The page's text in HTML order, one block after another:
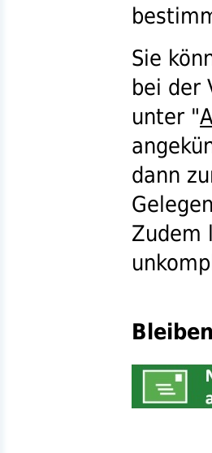
Sie
bei der
unter "
dann
Zudem